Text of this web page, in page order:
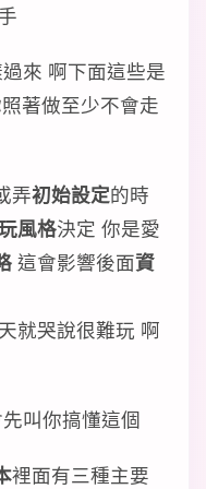
來 啊下面這些是
著做至少不會走
弄初始設定的時
風格決定 你是愛
這會影響後面資
就哭說很難玩 啊
叫你搞懂這個
裡面有三種主要